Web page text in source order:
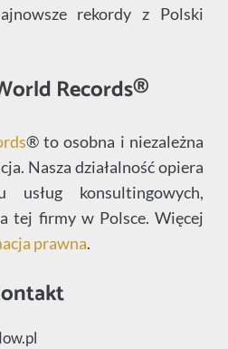
rekordy z Polski
Records®
® to osobna i niezależna
Nasza działalność opiera
konsultingowych,
tej firmy w Polsce. Więcej
prawna.